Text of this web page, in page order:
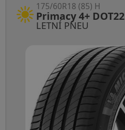
LETNÍ PNEU
Primacy 4+ DOT22
175/60R18 (85) H